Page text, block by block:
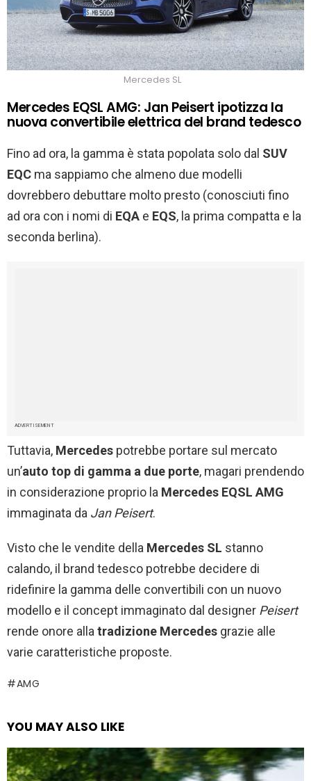
Mercedes SL
Mercedes EQSL AMG: Jan Peisert ipotizza la
nuova convertibile elettrica del brand tedesco
Fino ad ora, la gamma è stata popolata solo dal SUV
EQC ma sappiamo che almeno due modelli
dovrebbero debuttare molto presto (conosciuti fino
ad ora con i nomi di EQA e EQS, la prima compatta e la
seconda berlina).
ADVERTISEMENT
Tuttavia, Mercedes potrebbe portare sul mercato
un’auto top di gamma a due porte, magari prendendo
in considerazione proprio la Mercedes EQSL AMG
immaginata da Jan Peisert.
Visto che le vendite della Mercedes SL stanno
calando, il brand tedesco potrebbe decidere di
ridefinire la gamma delle convertibili con un nuovo
modello e il concept immaginato dal designer Peisert
rende onore alla tradizione Mercedes grazie alle
varie caratteristiche proposte.
AMG
YOU MAY ALSO LIKE